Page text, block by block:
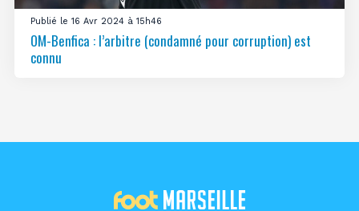
Publié le 16 Avr 2024 à 15h46
OM-Benfica : l’arbitre (condamné pour corruption) est
connu